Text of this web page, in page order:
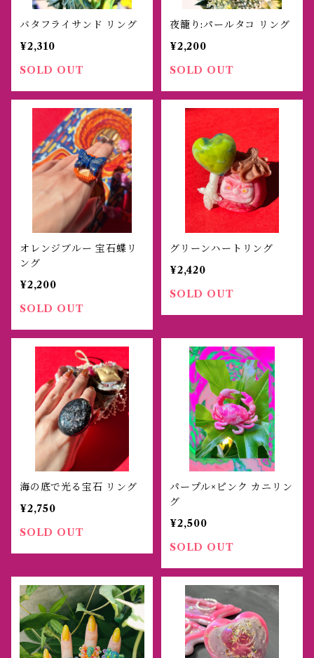
バタフライサンド リング
¥2,310
SOLD OUT
夜籠り:パールタコ リング
¥2,200
SOLD OUT
オレンジブルー 宝石蝶リ
ング
¥2,200
SOLD OUT
グリーンハートリング
¥2,420
SOLD OUT
海の底で光る宝石 リング
¥2,750
SOLD OUT
パープル×ピンク カニリン
グ
¥2,500
SOLD OUT